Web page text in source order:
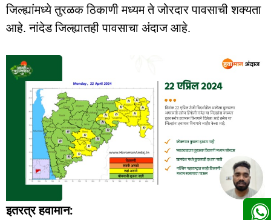
जिल्ह्यांमध्ये तुरळक ठिकाणी मध्यम ते जोरदार पावसाची शक्यता
आहे. नांदेड जिल्ह्यातही पावसाचा अंदाज आहे.
इतरत्र हवामान: